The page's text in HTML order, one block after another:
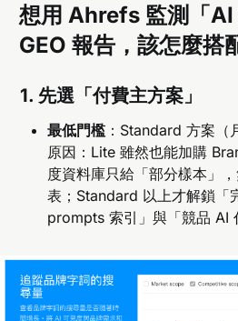
想用 Ahrefs 監測「AI
GEO 報告，該怎麼搭
1. 先選「付費主方案」
最低門檻 ：Standard 方案（
原因：Lite 雖然也能加購
度資料庫只給「部分樣本」
表；Standard 以上才解鎖「
prompts 索引」與「競品 AI